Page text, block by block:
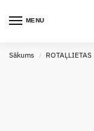
MENU
Sākums / ROTAĻLIETAS